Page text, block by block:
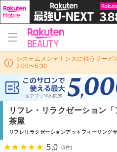
システムメンテナンスに伴うサー
2:00〜5:30
リフレ・リラクゼーション
茶屋
リフレリラクゼーションアットフィーリング
5.0 (1件)